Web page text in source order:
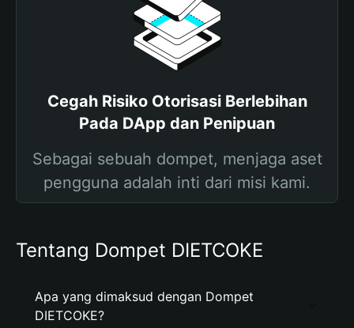
Cegah Risiko Otorisasi Berlebihan
Pada DApp dan Penipuan
Sebagai sebuah dompet, menjaga aset
pengguna adalah inti dari misi kami.
Tentang Dompet DIETCOKE
Apa yang dimaksud dengan Dompet
DIETCOKE?